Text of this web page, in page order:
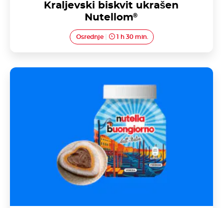
Kraljevski biskvit ukrašen
Nutellom®
Osrednje 1 h 30 min.